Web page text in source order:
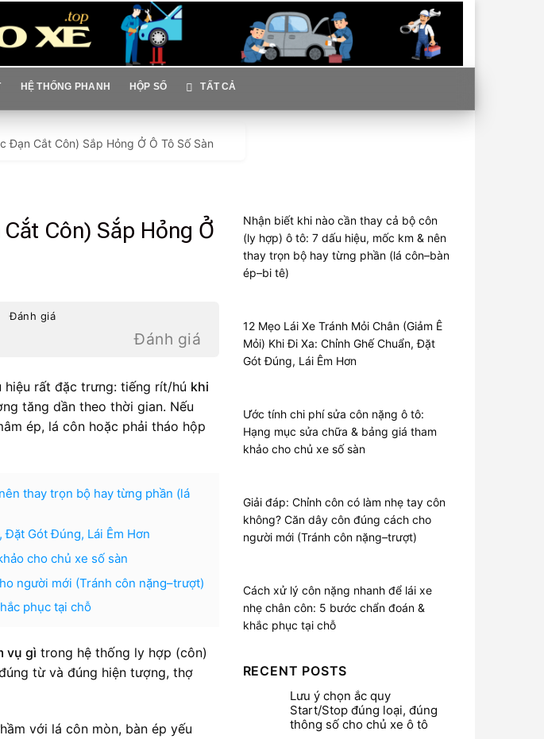
HỆ THỐNG PHANH HỘP SỐ TẤT CẢ
Đạn Cắt Côn) Sắp Hỏng Ở Ô Tô Số Sàn
Côn) Sắp Hỏng Ở
Đánh giá
Đánh giá
hiệu rất đặc trưng: tiếng rít/hú khi
tăng dần theo thời gian. Nếu
ép, lá côn hoặc phải tháo hộp
thay trọn bộ hay từng phần (lá
Đặt Gót Đúng, Lái Êm Hơn
cho chủ xe số sàn
người mới (Tránh côn nặng–trượt)
phục tại chỗ
vụ gì trong hệ thống ly hợp (côn)
từ và đúng hiện tượng, thợ
với lá côn mòn, bàn ép yếu
Nhận biết khi nào cần thay cả bộ côn
(ly hợp) ô tô: 7 dấu hiệu, mốc km & nên
thay trọn bộ hay từng phần (lá côn–bàn
ép–bi tê)
12 Mẹo Lái Xe Tránh Mỏi Chân (Giảm Ê
Mỏi) Khi Đi Xa: Chỉnh Ghế Chuẩn, Đặt
Gót Đúng, Lái Êm Hơn
Ước tính chi phí sửa côn nặng ô tô:
Hạng mục sửa chữa & bảng giá tham
khảo cho chủ xe số sàn
Giải đáp: Chỉnh côn có làm nhẹ tay côn
không? Căn dây côn đúng cách cho
người mới (Tránh côn nặng–trượt)
Cách xử lý côn nặng nhanh để lái xe
nhẹ chân côn: 5 bước chẩn đoán &
khắc phục tại chỗ
RECENT POSTS
Lưu ý chọn ắc quy
Start/Stop đúng loại, đúng
thông số cho chủ xe ô tô